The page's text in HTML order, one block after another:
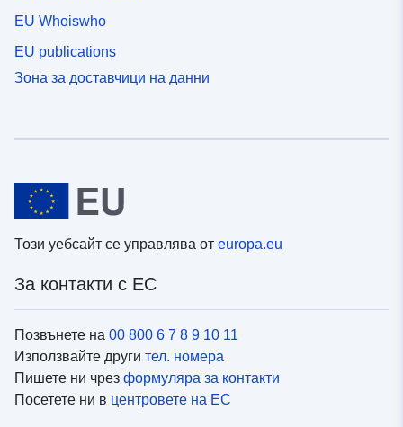
EU Whoiswho
EU publications
Зона за доставчици на данни
Този уебсайт се управлява от europa.eu
За контакти с ЕС
Позвънете на 00 800 6 7 8 9 10 11
Използвайте други тел. номера
Пишете ни чрез формуляра за контакти
Посетете ни в центровете на ЕС